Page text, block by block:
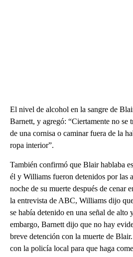
El nivel de alcohol en la sangre de
Barnett, y agregó: “Ciertamente no se
de una cornisa o caminar fuera de la
ropa interior”.
También confirmó que Blair hablaba
él y Williams fueron detenidos por las
noche de su muerte después de cenar
la entrevista de ABC, Williams dijo
se había detenido en una señal de alto
embargo, Barnett dijo que no hay
breve detención con la muerte de
con la policía local para que haga